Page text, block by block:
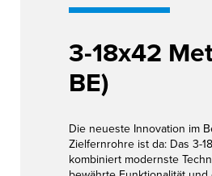
3-18x42
BE)
Die neueste Innovation im
Zielfernrohre ist da: Das 3-
kombiniert modernste